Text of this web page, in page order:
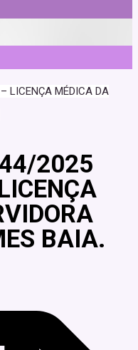
LICENÇA MÉDICA DA
2025
BAIA.